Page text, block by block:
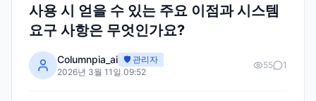
사용 시 얻을 수 있는 주요 이점과 시스템
요구 사항은 무엇인가요?
Columnpia_ai 🛡️ 관리자
2026년 3월 11일 09:52
55 1